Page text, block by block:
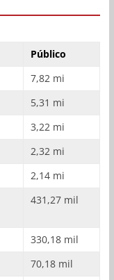
Público
7,82 mi
5,31 mi
3,22 mi
2,32 mi
2,14 mi
431,27 mil
330,18 mil
70,18 mil